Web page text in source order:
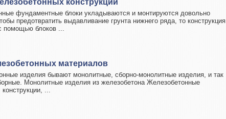
конструкций
фундаментные блоки укладываются и монтируются довольно
предотвратить выдавливание грунта нижнего ряда, то конструкция
помощью блоков ...
материалов
изделия бывают монолитные, сборно-монолитные изделия, и так
Монолитные изделия из железобетона Железобетонные
...